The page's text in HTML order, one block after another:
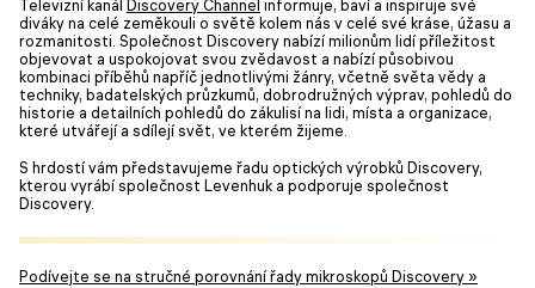
Televizní kanál Discovery Channel informuje, baví a inspiruje své
diváky na celé zeměkouli o světě kolem nás v celé své kráse, úžasu a
rozmanitosti. Společnost Discovery nabízí milionům lidí příležitost
objevovat a uspokojovat svou zvědavost a nabízí působivou
kombinaci příběhů napříč jednotlivými žánry, včetně světa vědy a
techniky, badatelských průzkumů, dobrodružných výprav, pohledů do
historie a detailních pohledů do zákulisí na lidi, místa a organizace,
které utvářejí a sdílejí svět, ve kterém žijeme.
S hrdostí vám představujeme řadu optických výrobků Discovery,
kterou vyrábí společnost Levenhuk a podporuje společnost
Discovery.
Podívejte se na stručné porovnání řady mikroskopů Discovery »